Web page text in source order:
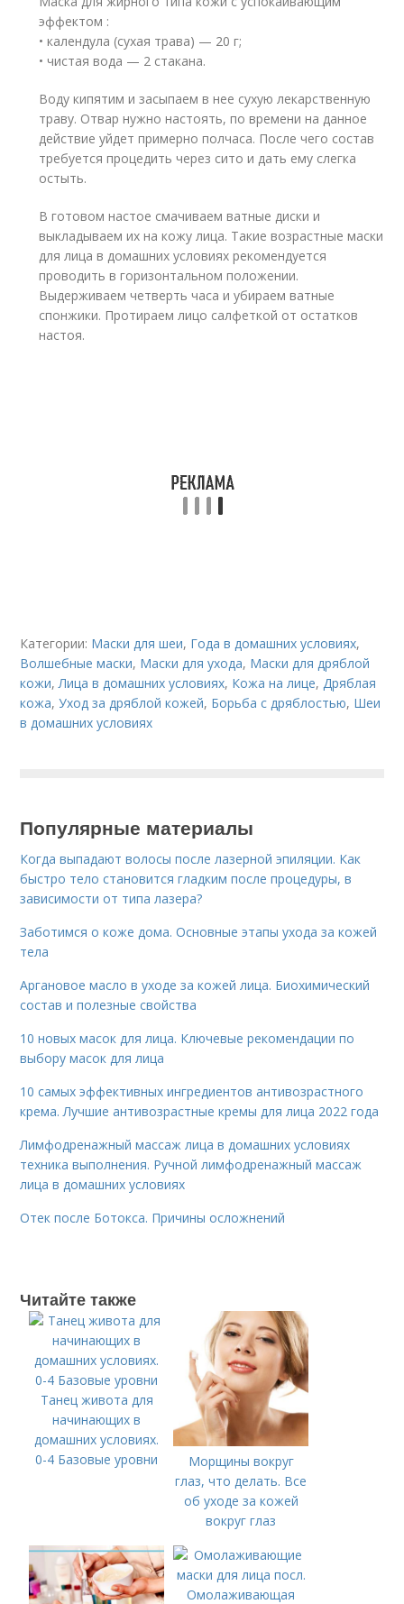
эффектом :
• календула (сухая трава) — 20 г;
• чистая вода — 2 стакана.
Воду кипятим и засыпаем в нее сухую лекарственную
траву. Отвар нужно настоять, по времени на данное
действие уйдет примерно полчаса. После чего состав
требуется процедить через сито и дать ему слегка
остыть.
В готовом настое смачиваем ватные диски и
выкладываем их на кожу лица. Такие возрастные маски
для лица в домашних условиях рекомендуется
проводить в горизонтальном положении.
Выдерживаем четверть часа и убираем ватные
спонжики. Протираем лицо салфеткой от остатков
настоя.
Категории: Маски для шеи, Года в домашних условиях,
Волшебные маски, Маски для ухода, Маски для дряблой
кожи,Лица в домашних условиях, Кожа на лице,Дряблая
кожа,Уход за дряблой кожей, Борьба с дряблостью, Шеи
в домашних условиях
Популярные материалы
Когда выпадают волосы после лазерной эпиляции. Как
быстро тело становится гладким после процедуры, в
зависимости от типа лазера?
Заботимся о коже дома. Основные этапы ухода за кожей
тела
Аргановое масло в уходе за кожей лица. Биохимический
состав и полезные свойства
10 новых масок для лица. Ключевые рекомендации по
выбору масок для лица
10 самых эффективных ингредиентов антивозрастного
крема. Лучшие антивозрастные кремы для лица 2022 года
Лимфодренажный массаж лица в домашних условиях
техника выполнения. Ручной лимфодренажный массаж
лица в домашних условиях
Отек после Ботокса. Причины осложнений
Читайте также
Танец живота для
начинающих в
домашних условиях.
0-4 Базовые уровни
Морщины вокруг
глаз, что делать. Все
об уходе за кожей
вокруг глаз